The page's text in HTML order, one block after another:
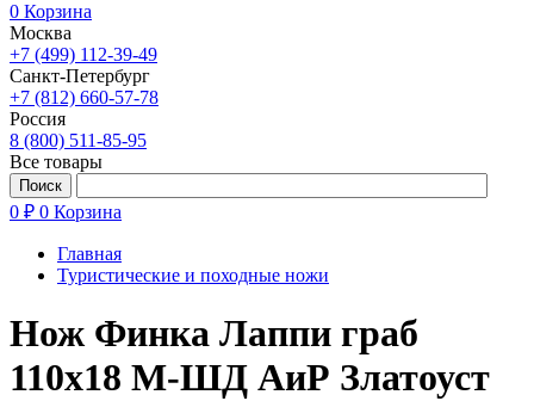
0 Корзина
Москва
+7 (499) 112-39-49
Санкт-Петербург
+7 (812) 660-57-78
Россия
8 (800) 511-85-95
Все товары
0 ₽ 0 Корзина
Главная
Туристические и походные ножи
Нож Финка Лаппи граб
110х18 М-ШД АиР Златоуст